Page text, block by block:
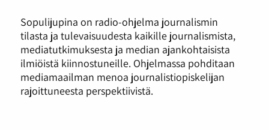
Sopulijupina on radio-ohjelma journalismin
tilasta ja tulevaisuudesta kaikille journalismista,
mediatutkimuksesta ja median ajankohtaisista
ilmiöistä kiinnostuneille. Ohjelmassa pohditaan
mediamaailman menoa journalistiopiskelijan
rajoittuneesta perspektiivistä.